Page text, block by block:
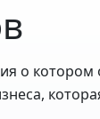
о котором